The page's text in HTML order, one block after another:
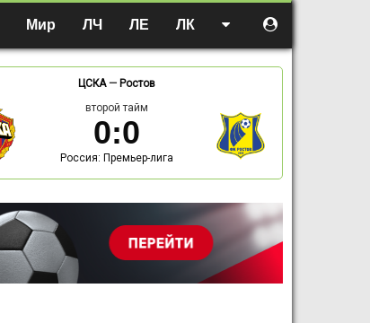
Мир ЛЧ ЛЕ ЛК
ЦСКА— Ростов
второй тайм
0:0
Россия: Премьер-лига